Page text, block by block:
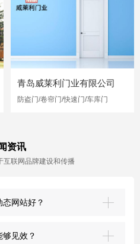
青岛威莱利门业有限公司
防盗门/卷帘门/快速门/车库门
资讯
互联网品牌建设和传播
网站好？
见效？